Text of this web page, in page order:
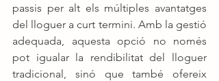
passis per alt els múltiples avantatges
del lloguer a curt termini. Amb la gestió
adequada, aquesta opció no només
pot igualar la rendibilitat del lloguer
tradicional, sinó que també ofereix